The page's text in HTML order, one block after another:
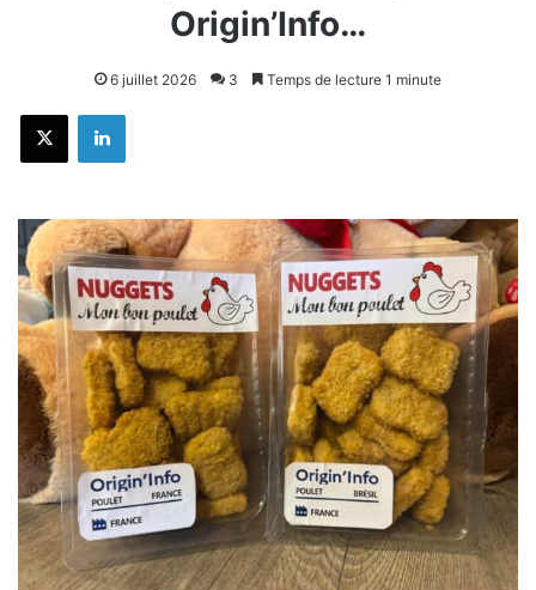
Origin’Info…
6 juillet 2026 3 Temps de lecture 1 minute
X Linkedin